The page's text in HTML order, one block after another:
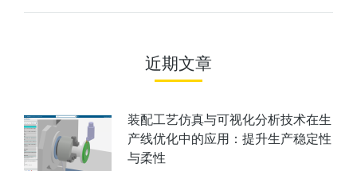
近期文章
装配工艺仿真与可视化分析技术在生
产线优化中的应用：提升生产稳定性
与柔性